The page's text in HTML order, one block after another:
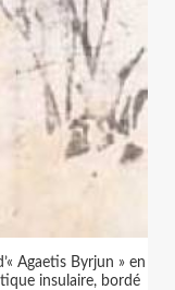
Agaetis Byrjun » en
insulaire, bordé